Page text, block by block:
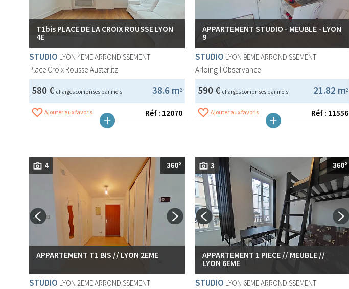
T1bis PLACE DE LA CROIX ROUSSE LYON
4E
STUDIO LYON 4EME ARRONDISSEMENT
Place Croix Rousse-Austerlitz
38.6 m2
580 € charges comprises par mois
Ajouter aux favoris Réf : 12070
APPARTEMENT STUDIO - MEUBLE - LYON
9
STUDIO LYON 9EME ARRONDISSEMENT
Arloing-l'Observance
21.82 m2
590 € charges comprises par mois
Ajouter aux favoris Réf : 11556
4
APPARTEMENT T1 BIS // LYON 2EME
STUDIO LYON 2EME ARRONDISSEMENT
3
APPARTEMENT 1 PIECE // MEUBLE //
LYON 6EME
STUDIO LYON 6EME ARRONDISSEMENT